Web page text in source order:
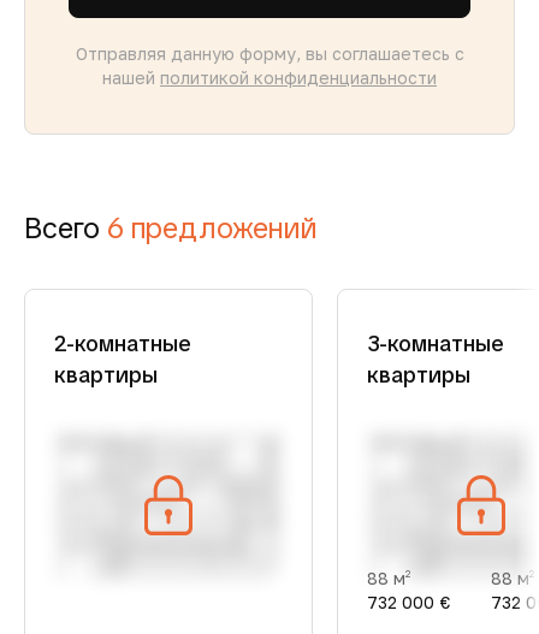
Отправляя данную форму, вы соглашаетесь с
нашей политикой конфиденциальности
Всего 6 предложений
2-комнатные
квартиры
3-комнатные
квартиры
88 м2
732 000 €
88 м2
732